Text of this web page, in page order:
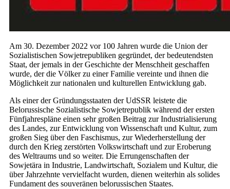
Am 30. Dezember 2022 vor 100 Jahren wurde die Union der
Sozialistischen Sowjetrepubliken gegründet, der bedeutendsten
Staat, der jemals in der Geschichte der Menschheit geschaffen
wurde, der die Völker zu einer Familie vereinte und ihnen die
Möglichkeit zur nationalen und kulturellen Entwicklung gab.
Als einer der Gründungsstaaten der UdSSR leistete die
Belorussische Sozialistische Sowjetrepublik während der ersten
Fünfjahrespläne einen sehr großen Beitrag zur Industrialisierung
des Landes, zur Entwicklung von Wissenschaft und Kultur, zum
großen Sieg über den Faschismus, zur Wiederherstellung der
durch den Krieg zerstörten Volkswirtschaft und zur Eroberung
des Weltraums und so weiter. Die Errungenschaften der
Sowjetära in Industrie, Landwirtschaft, Sozialem und Kultur, die
über Jahrzehnte vervielfacht wurden, dienen weiterhin als solides
Fundament des souveränen belorussischen Staates.